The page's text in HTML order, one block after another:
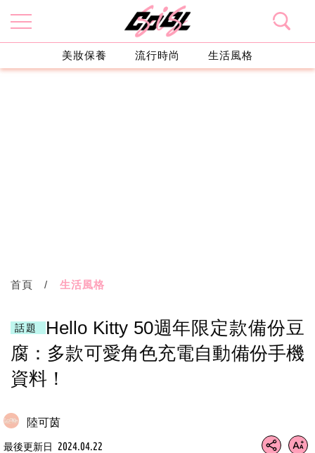
美妝保養 流行時尚 生活風格
首頁 生活風格
話題
Hello Kitty 50週年限定款備份豆
腐：多款可愛角色充電自動備份手機
資料！
陸可茵
最後更新日 2024.04.22